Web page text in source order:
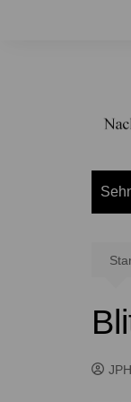
JPH